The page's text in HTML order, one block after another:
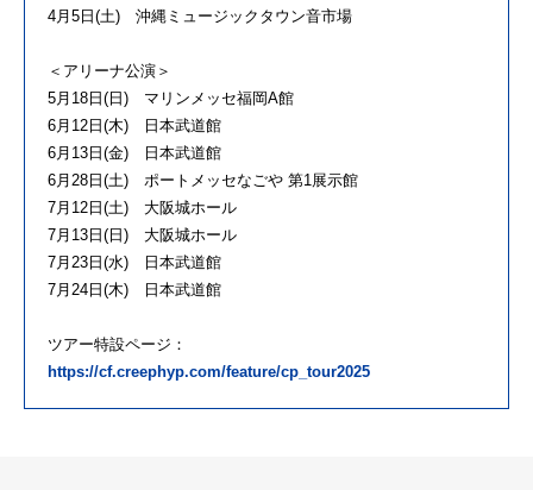
4月5日(土) 沖縄ミュージックタウン音市場
＜アリーナ公演＞
5月18日(日) マリンメッセ福岡A館
6月12日(木) 日本武道館
6月13日(金) 日本武道館
6月28日(土) ポートメッセなごや 第1展示館
7月12日(土) 大阪城ホール
7月13日(日) 大阪城ホール
7月23日(水) 日本武道館
7月24日(木) 日本武道館
ツアー特設ページ：
https://cf.creephyp.com/feature/cp_tour2025